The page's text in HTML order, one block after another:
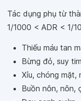
Tác dụng phụ từ
1/1000 < ADR < 1/
Thiếu máu tan
Bừng đỏ, suy
Xỉu, chóng mặt,
Buồn nôn, nôn,